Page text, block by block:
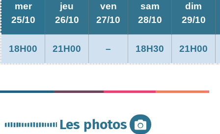
mer
25/10
jeu
26/10
ven
27/10
sam
28/10
dim
29/10
18H00 21H00 – 18H30 21H00
Les photos